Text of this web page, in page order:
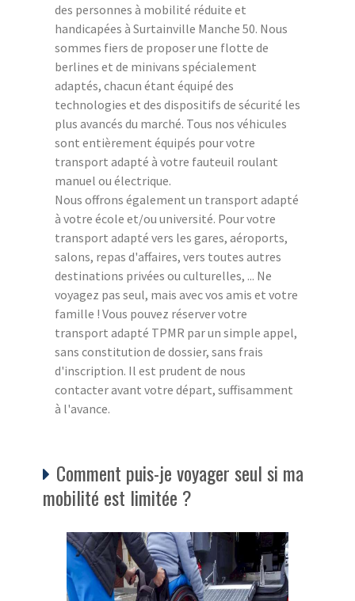
des personnes à mobilité réduite et
handicapées à Surtainville Manche 50. Nous
sommes fiers de proposer une flotte de
berlines et de minivans spécialement
adaptés, chacun étant équipé des
technologies et des dispositifs de sécurité les
plus avancés du marché. Tous nos véhicules
sont entièrement équipés pour votre
transport adapté à votre fauteuil roulant
manuel ou électrique.
Nous offrons également un transport adapté
à votre école et/ou université. Pour votre
transport adapté vers les gares, aéroports,
salons, repas d'affaires, vers toutes autres
destinations privées ou culturelles, ... Ne
voyagez pas seul, mais avec vos amis et votre
famille ! Vous pouvez réserver votre
transport adapté TPMR par un simple appel,
sans constitution de dossier, sans frais
d'inscription. Il est prudent de nous
contacter avant votre départ, suffisamment
à l'avance.
Comment puis-je voyager seul si ma
mobilité est limitée ?